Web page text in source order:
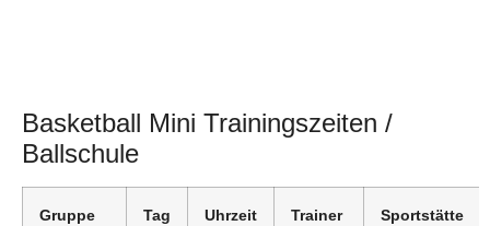
Basketball Mini Trainingszeiten /
Ballschule
Gruppe Tag Uhrzeit Trainer Sportstätte